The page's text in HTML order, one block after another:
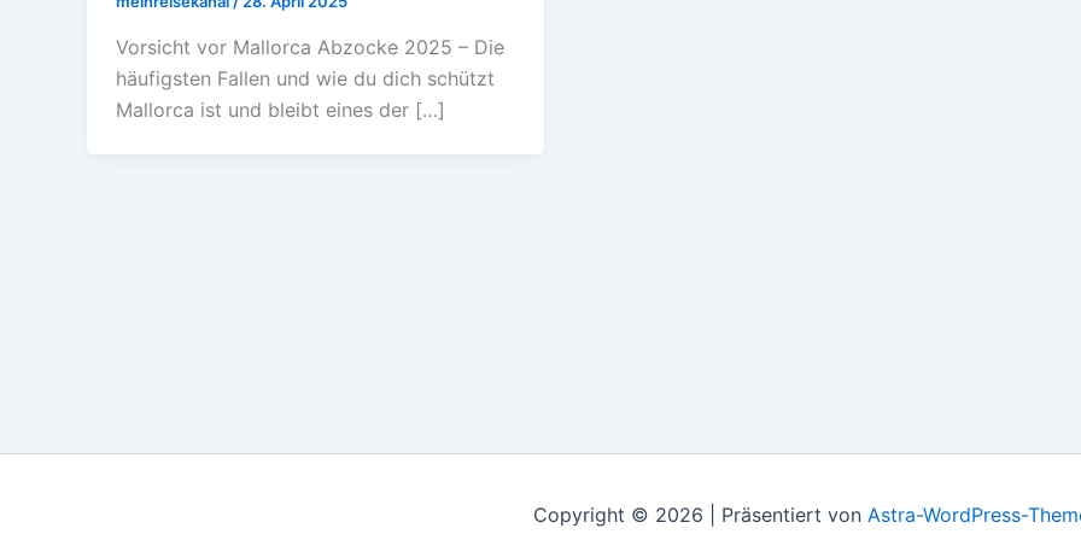
Vorsicht vor Mallorca Abzocke 2025 – Die
häufigsten Fallen und wie du dich schützt
Mallorca ist und bleibt eines der […]
Copyright © 2026 | Präsentiert von Astra-WordPress-